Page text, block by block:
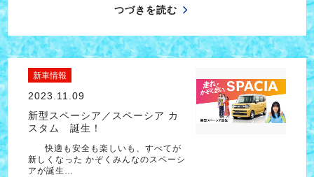
つづきを読む
新車情報
2023.11.09
新型スペーシア／スペーシア カ
スタム 誕生！
快適も安全も楽しいも、すべてが
新しくなった かぞくみんなのスペーシ
アが誕生…